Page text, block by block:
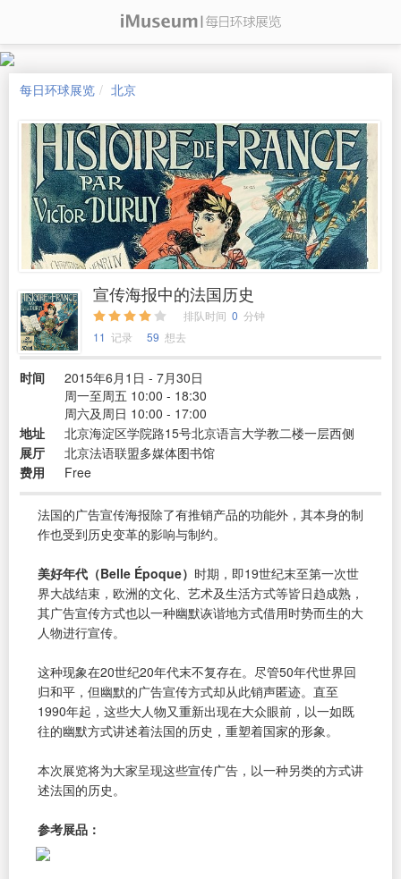
每日环球展览 北京
宣传海报中的法国历史
排队时间 0 分钟
11 记录 59 想去
时间
2015年6月1日 - 7月30日
周一至周五 10:00 - 18:30
周六及周日 10:00 - 17:00
地址
北京海淀区学院路15号北京语言大学教二楼一层西侧
展厅
北京法语联盟多媒体图书馆
费用
Free
法国的广告宣传海报除了有推销产品的功能外，其本身的制
作也受到历史变革的影响与制约。
美好年代（Belle Époque） 时期，即19世纪末至第一次世
界大战结束，欧洲的文化、艺术及生活方式等皆日趋成熟，
其广告宣传方式也以一种幽默诙谐地方式借用时势而生的大
人物进行宣传。
这种现象在20世纪20年代末不复存在。尽管50年代世界回
归和平，但幽默的广告宣传方式却从此销声匿迹。直至
1990年起，这些大人物又重新出现在大众眼前，以一如既
往的幽默方式讲述着法国的历史，重塑着国家的形象。
本次展览将为大家呈现这些宣传广告，以一种另类的方式讲
述法国的历史。
参考展品：